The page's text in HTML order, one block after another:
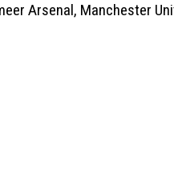
Arsenal, Manchester